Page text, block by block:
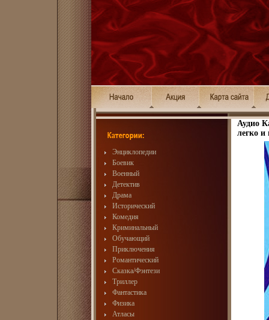
Энциклопедии
Боевик
Военный
Детектив
Драма
Исторический
Комедия
Криминальный
Обучающий
Приключения
Романтический
Сказка/Фэнтези
Триллер
Фантастика
Физика
Атласы
Аудио
легко и